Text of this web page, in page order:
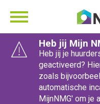
Naar hoofdinhoud
Naar hoofdnavigatiemenu
Naar zoeken
Home
Ga naar Hoofd
Heb jij Mijn
Heb jij je
geactiveerd?
zoals
automatische
MijnNMG' om je